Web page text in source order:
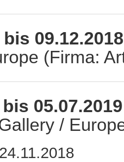
bis
(Firma:
bis
/
24.11.2018